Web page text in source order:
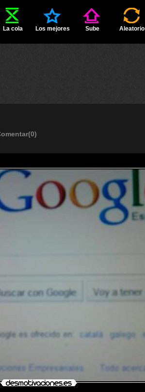
La cola Los mejores Sube Aleatorio